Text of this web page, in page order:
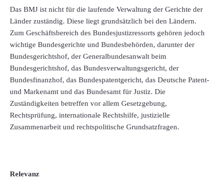
Das BMJ ist nicht für die laufende Verwaltung der Gerichte der
Länder zuständig. Diese liegt grundsätzlich bei den Ländern.
Zum Geschäftsbereich des Bundesjustizressorts gehören jedoch
wichtige Bundesgerichte und Bundesbehörden, darunter der
Bundesgerichtshof, der Generalbundesanwalt beim
Bundesgerichtshof, das Bundesverwaltungsgericht, der
Bundesfinanzhof, das Bundespatentgericht, das Deutsche Patent-
und Markenamt und das Bundesamt für Justiz. Die
Zuständigkeiten betreffen vor allem Gesetzgebung,
Rechtsprüfung, internationale Rechtshilfe, justizielle
Zusammenarbeit und rechtspolitische Grundsatzfragen.
Relevanz